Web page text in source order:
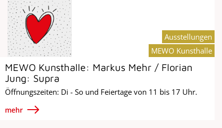
MEWO Kunsthalle: Markus Mehr / Florian
Jung: Supra
Öffnungszeiten: Di - So und Feiertage von 11 bis 17 Uhr.
mehr
Ausstellungen
MEWO Kunsthalle